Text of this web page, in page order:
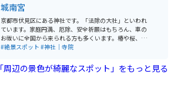
京都の絶景を楽しむことができます。
城南宮
京都市伏見区にある神社です。「法除の大社」といわれ
ています。家庭円満、厄除、安全祈願はもちろん、車の
お祓いに全国から来られる方も多くいます。椿や桜、
藤、紅葉など四季折々の景色が見られる園庭は「曲水の
#絶景スポット #神社｜寺院
「周辺の景色が綺麗なスポット」をもっと見る